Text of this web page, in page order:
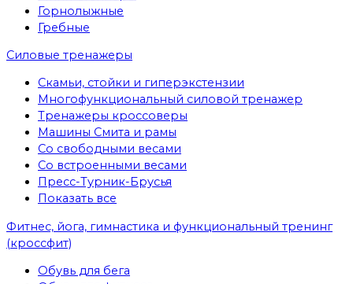
Горнолыжные
Гребные
Cиловые тренажеры
Скамьи, стойки и гиперэкстензии
Многофункциональный силовой тренажер
Тренажеры кроссоверы
Машины Смита и рамы
Со свободными весами
Со встроенными весами
Пресс-Турник-Брусья
Показать все
Фитнес, йога, гимнастика и функциональный тренинг
(кроссфит)
Обувь для бега